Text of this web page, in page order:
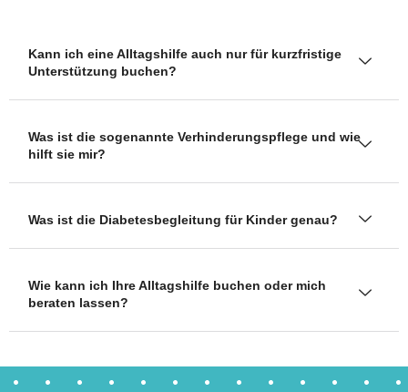
Kann ich eine Alltagshilfe auch nur für kurzfristige
Unterstützung buchen?
Was ist die sogenannte Verhinderungspflege und wie
hilft sie mir?
Was ist die Diabetesbegleitung für Kinder genau?
Wie kann ich Ihre Alltagshilfe buchen oder mich
beraten lassen?